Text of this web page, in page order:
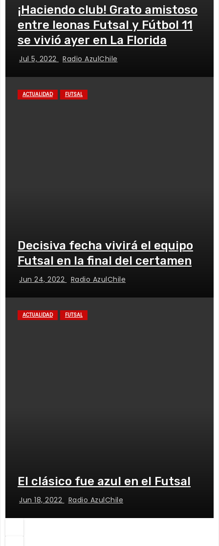
¡Haciendo club! Grato amistoso
entre leonas Futsal y Fútbol 11
se vivió ayer en La Florida
Jul 5, 2022 Radio AzulChile
ACTUALIDAD FUTSAL
Decisiva fecha vivirá el equipo
Futsal en la final del certamen
Jun 24, 2022 Radio AzulChile
ACTUALIDAD FUTSAL
El clásico fue azul en el Futsal
Jun 18, 2022 Radio AzulChile